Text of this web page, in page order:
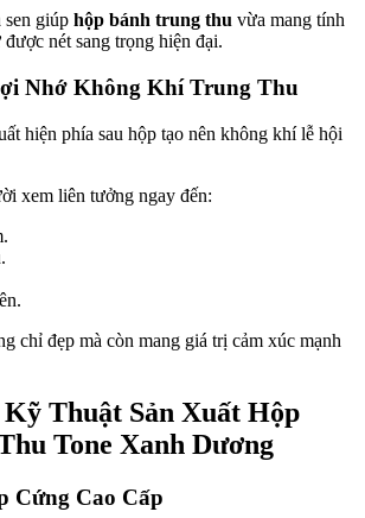
sen giúp hộp bánh trung thu vừa mang tính
nét sang trọng hiện đại.
Nhớ Không Khí Trung Thu
hiện phía sau hộp tạo nên không khí lễ hội
xem liên tưởng ngay đến:
chỉ đẹp mà còn mang giá trị cảm xúc mạnh
Thuật Sản Xuất Hộp
Tone Xanh Dương
Cứng Cao Cấp